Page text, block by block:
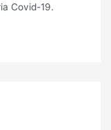
Covid-19.